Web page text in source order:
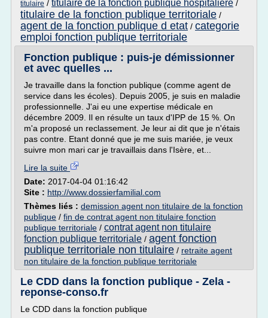
titulaire / titulaire de la fonction publique hospitaliere /
titulaire de la fonction publique territoriale /
agent de la fonction publique d etat / categorie
emploi fonction publique territoriale
Fonction publique : puis-je démissionner
et avec quelles ...
Je travaille dans la fonction publique (comme agent de
service dans les écoles). Depuis 2005, je suis en maladie
professionnelle. J'ai eu une expertise médicale en
décembre 2009. Il en résulte un taux d'IPP de 15 %. On
m'a proposé un reclassement. Je leur ai dit que je n'étais
pas contre. Etant donné que je me suis mariée, je veux
suivre mon mari car je travaillais dans l'Isère, et...
Lire la suite
Date: 2017-04-04 01:16:42
Site : http://www.dossierfamilial.com
Thèmes liés : demission agent non titulaire de la fonction
publique / fin de contrat agent non titulaire fonction
publique territoriale / contrat agent non titulaire
fonction publique territoriale / agent fonction
publique territoriale non titulaire / retraite agent
non titulaire de la fonction publique territoriale
Le CDD dans la fonction publique - Zela -
reponse-conso.fr
Le CDD dans la fonction publique